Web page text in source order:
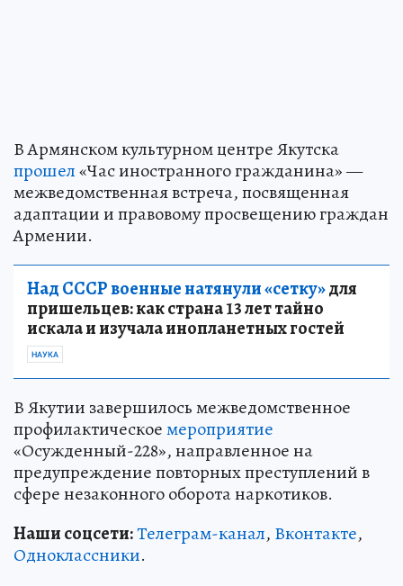
В Армянском культурном центре Якутска
прошел«Час иностранного гражданина» —
межведомственная встреча, посвященная
адаптации и правовому просвещению граждан
Армении.
Над СССР военные натянули «сетку»для
пришельцев: как страна 13 лет тайно
искала и изучала инопланетных гостей
НАУКА
В Якутии завершилось межведомственное
профилактическоемероприятие
«Осужденный-228», направленное на
предупреждение повторных преступлений в
сфере незаконного оборота наркотиков.
Наши соцсети:Телеграм-канал, Вконтакте,
Одноклассники.